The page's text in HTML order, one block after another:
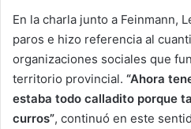
En la charla junto a Feinmann,
paros e hizo referencia al
organizaciones sociales que
territorio provincial. “Ahora
estaba todo calladito porque
curros”, continuó en este